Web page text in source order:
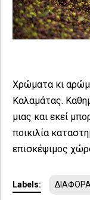
Χρώματα κι
Καλαμάτας.
μιας και εκεί
ποικιλία
επισκέψιμος
Labels: ΔΙΑΦΟΡΑ